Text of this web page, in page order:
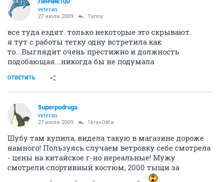
veteran
27 июля 2009 Tanny
все туда ездят. только некоторые это скрывают.
я тут с работы тетку одну встретила как
то...Выглядит очень престижно и должность
подобающая...никогда бы не подумала
ОТВЕТИТЬ
Superpodruga
veteran
27 июля 2009 1krasOtKa
Шубу там купила, видела такую в магазине дороже
намного! Пользуясь случаем ветровку себе смотрела
- цены на китайское г-но нереальные! Мужу
смотрели спортивный костюм, 2000 тыщи за